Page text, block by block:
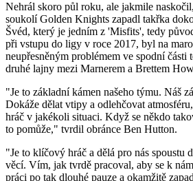
Nehrál skoro půl roku, ale jakmile
soukolí Golden Knights zapadl takřka
Švéd, který je jedním z 'Misfits', tedy
při vstupu do ligy v roce 2017, byl na
neupřesněným problémem ve spodní části
druhé lajny mezi Marnerem a Brettem
"Je to základní kámen našeho týmu. Náš
Dokáže dělat vtipy a odlehčovat
hráč v jakékoli situaci. Když se někdo
to pomůže," tvrdil obránce Ben Hutton.
"Je to klíčový hráč a dělá pro nás spoustu
věcí. Vím, jak tvrdě pracoval, aby se k
práci po tak dlouhé pauze a okamžitě